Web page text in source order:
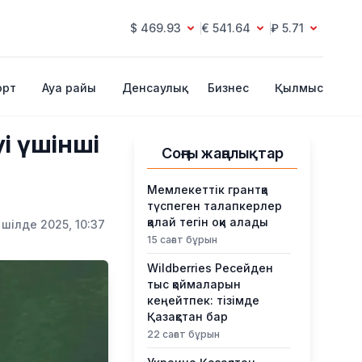
$ 469.93 € 541.64 ₽ 5.71
Ауа райы Денсаулық Бизнес Қылмыс
үшінші
2025, 10:37
Соңғы жаңалықтар
Мемлекеттік грантқа
түспеген талапкерлер
қалай тегін оқи алады
15 сағат бұрын
Wildberries Ресейден
тыс қоймаларын
кеңейтпек: тізімде
Қазақстан бар
22 сағат бұрын